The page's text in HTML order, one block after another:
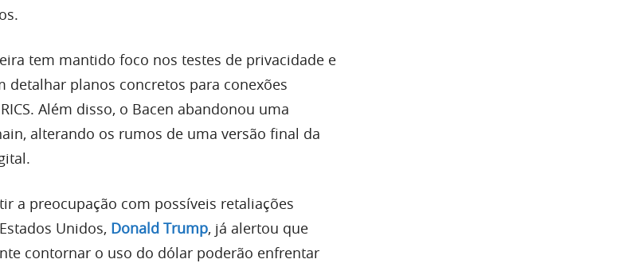
tem mantido foco nos testes de privacidade e
detalhar planos concretos para conexões
Além disso, o Bacen abandonou uma
alterando os rumos de uma versão final da
a preocupação com possíveis retaliações
Unidos, Donald Trump, já alertou que
contornar o uso do dólar poderão enfrentar